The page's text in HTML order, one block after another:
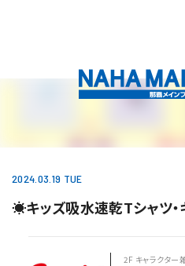
2024.03.19 TUE
☀️キッズ吸水速乾Tシャツ・
2F キャラクタ